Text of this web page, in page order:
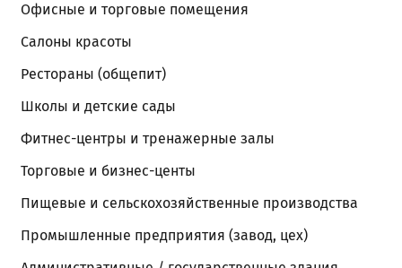
Офисные и торговые помещения
Салоны красоты
Рестораны (общепит)
Школы и детские сады
Фитнес-центры и тренажерные залы
Торговые и бизнес-центы
Пищевые и сельскохозяйственные производства
Промышленные предприятия (завод, цех)